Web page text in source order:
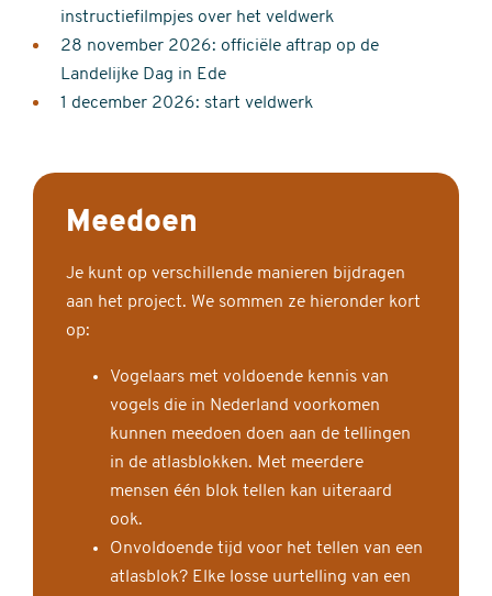
instructiefilmpjes over het veldwerk
28 november 2026: officiële aftrap op de
Landelijke Dag in Ede
1 december 2026: start veldwerk
Meedoen
Je kunt op verschillende manieren bijdragen
aan het project. We sommen ze hieronder kort
op:
Vogelaars met voldoende kennis van
vogels die in Nederland voorkomen
kunnen meedoen doen aan de tellingen
in de atlasblokken. Met meerdere
mensen één blok tellen kan uiteraard
ook.
Onvoldoende tijd voor het tellen van een
atlasblok? Elke losse uurtelling van een